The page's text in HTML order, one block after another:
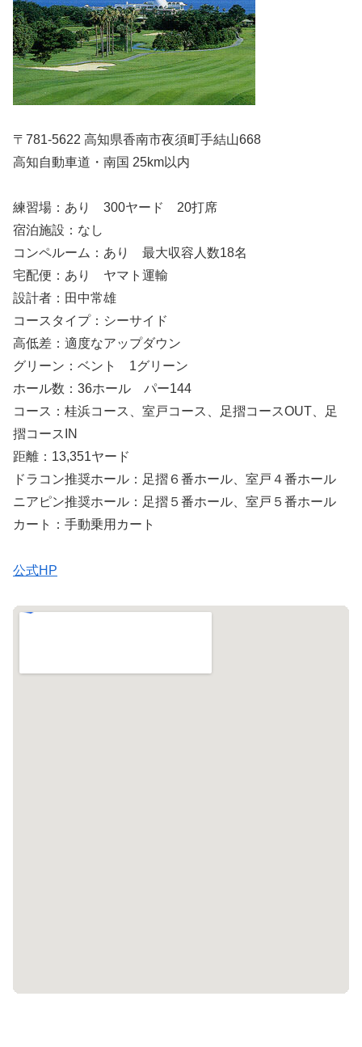
〒781-5622 高知県香南市夜須町手結山668
高知自動車道・南国 25km以内
練習場：あり 300ヤード 20打席
宿泊施設：なし
コンペルーム：あり 最大収容人数18名
宅配便：あり ヤマト運輸
設計者：田中常雄
コースタイプ：シーサイド
高低差：適度なアップダウン
グリーン：ベント 1グリーン
ホール数：36ホール パー144
コース：桂浜コース、室戸コース、足摺コースOUT、足
摺コースIN
距離：13,351ヤード
ドラコン推奨ホール：足摺６番ホール、室戸４番ホール
ニアピン推奨ホール：足摺５番ホール、室戸５番ホール
カート：手動乗用カート
公式HP